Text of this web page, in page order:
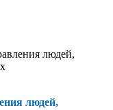
людей,
людей,